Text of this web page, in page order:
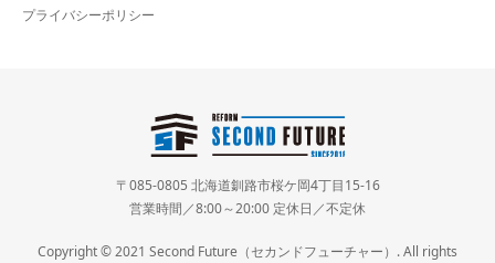
プライバシーポリシー
〒085-0805 北海道釧路市桜ケ岡4丁目15-16
営業時間／8:00～20:00 定休日／不定休
Copyright © 2021 Second Future（セカンドフューチャー）. All rights